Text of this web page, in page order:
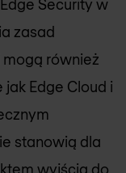
Security w
zasad
również
Edge Cloud i
stanowią dla
wyjścia do